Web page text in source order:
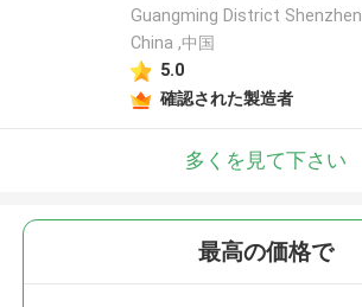
Guangming District Shenzhen
China ,中国
5.0
確認された製造者
多くを見て下さい
最高の価格で